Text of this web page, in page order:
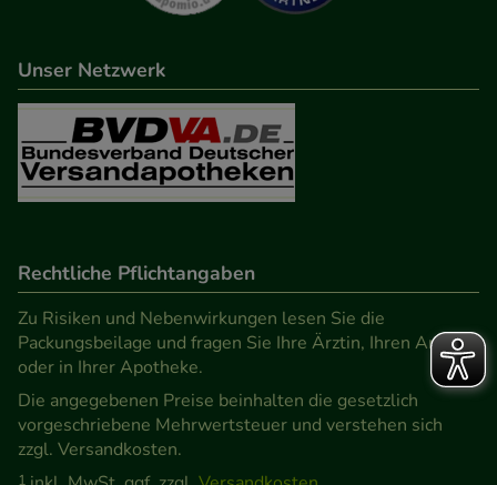
Unser Netzwerk
Rechtliche Pflichtangaben
Zu Risiken und Nebenwirkungen lesen Sie die
Packungsbeilage und fragen Sie Ihre Ärztin, Ihren Arzt
oder in Ihrer Apotheke.
Die angegebenen Preise beinhalten die gesetzlich
vorgeschriebene Mehrwertsteuer und verstehen sich
zzgl. Versandkosten.
1